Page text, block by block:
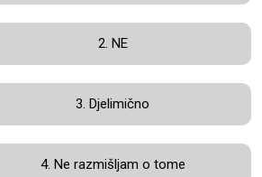
2. NE
3. Djelimično
4. Ne razmišljam o tome